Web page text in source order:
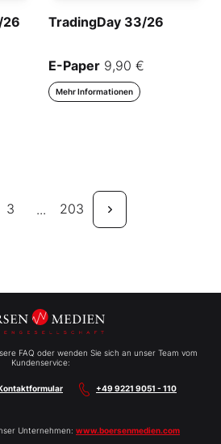
26 TradingDay 33/26
E-Paper 9,90 €
Mehr Informationen
3 ... 203
FAQ oder wenden Sie sich an unser Team vom
Kundenservice:
+49 9221 9051 - 110
Unternehmen: www.boersenmedien.com